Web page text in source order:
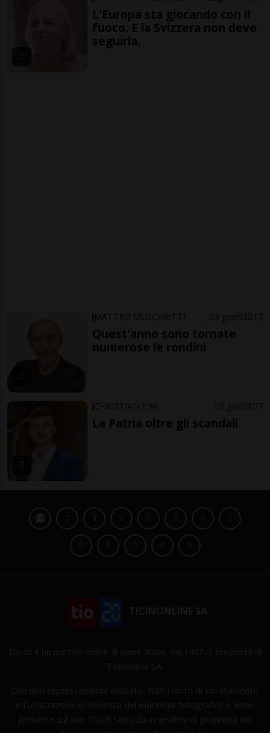
L'Europa sta giocando con il
fuoco. E la Svizzera non deve
seguirla.
MATTEO MUSCHIETTI 3 gior 2 17
Quest'anno sono tornate
numerose le rondini
CHRISTIAN FINI 5 gior 1 7
La Patria oltre gli scandali